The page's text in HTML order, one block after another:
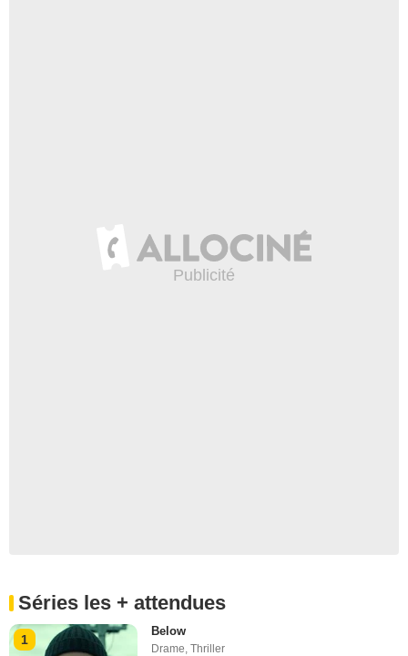
Séries les + attendues
1
Below
Drame ,Thriller